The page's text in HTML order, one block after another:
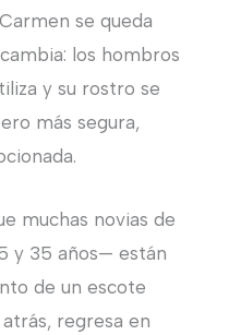
se queda
los hombros
y su rostro se
más segura,
muchas novias de
y 35 años— están
de un escote
regresa en